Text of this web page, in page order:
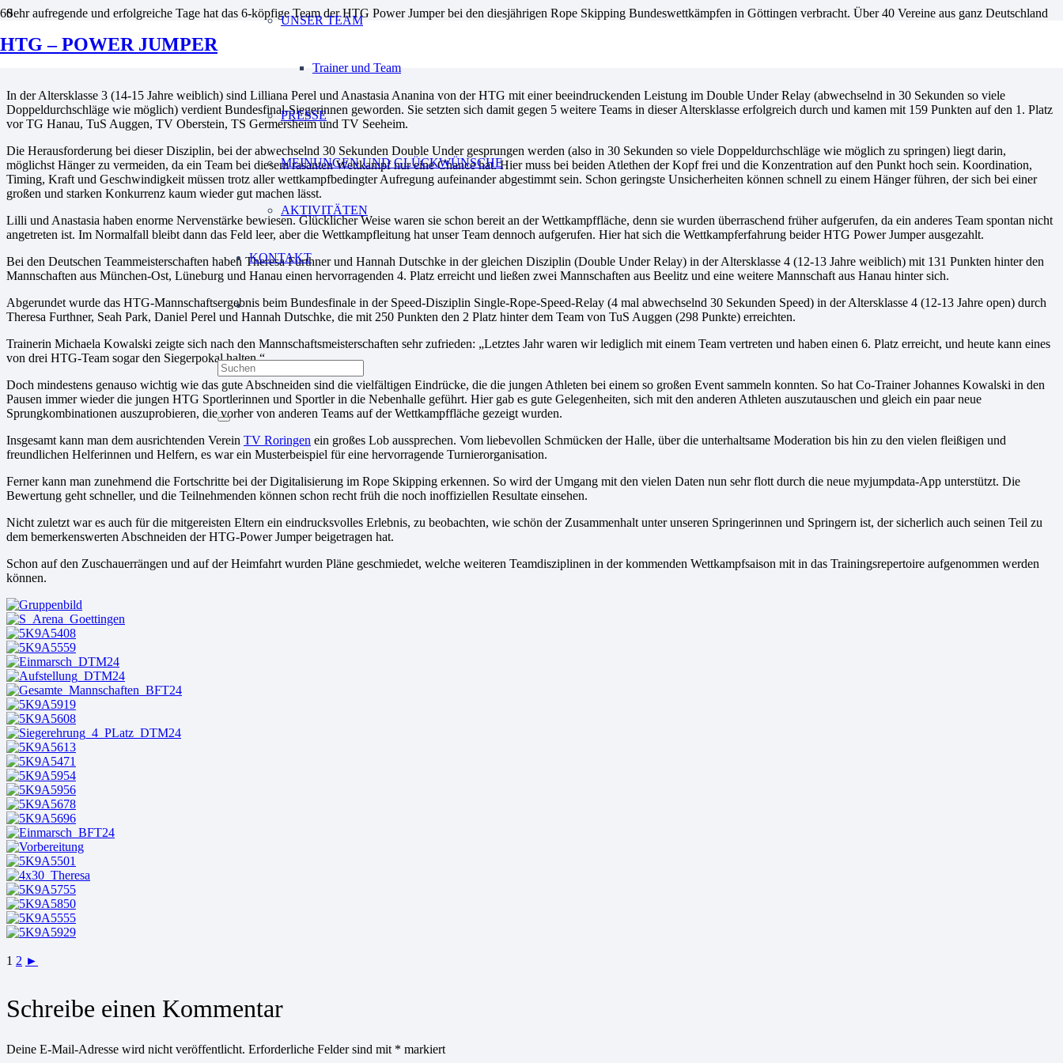
HTG – POWER JUMPER
UNSER TEAM
Trainer und Team
PRESSE
MEINUNGEN UND GLÜCKWÜNSCHE
AKTIVITÄTEN
KONTAKT
Sehr aufregende und erfolgreiche Tage hat das 6-köpfige Team der HTG Power Jumper bei den diesjährigen Rope Skipping Bundeswettkämpfen in Göttingen verbracht. Über 40 Vereine aus ganz Deutschland
kamen mit knapp 400 Springerinnen und Springer in der Sparkassen-Arena zusammen, um sich in den vielen verschiedenen Mannschaftskategorien zu messen, für die im Vorfeld eine Qualifikation auf
Landesebene erforderlich war.
In der Altersklasse 3 (14-15 Jahre weiblich) sind Lilliana Perel und Anastasia Ananina von der HTG mit einer beeindruckenden Leistung im Double Under Relay (abwechselnd in 30 Sekunden so viele
Doppeldurchschläge wie möglich) verdient Bundesfinal-Siegerinnen geworden. Sie setzten sich damit gegen 5 weitere Teams in dieser Altersklasse erfolgreich durch und kamen mit 159 Punkten auf den 1. Platz
vor TG Hanau, TuS Auggen, TV Oberstein, TS Germersheim und TV Seeheim.
Die Herausforderung bei dieser Disziplin, bei der abwechselnd 30 Sekunden Double Under gesprungen werden (also in 30 Sekunden so viele Doppeldurchschläge wie möglich zu springen) liegt darin,
möglichst Hänger zu vermeiden, da ein Team bei diesem rasanten Wettkampf nur eine Chance hat. Hier muss bei beiden Atlethen der Kopf frei und die Konzentration auf den Punkt hoch sein. Koordination,
Timing, Kraft und Geschwindigkeit müssen trotz aller wettkampfbedingter Aufregung aufeinander abgestimmt sein. Schon geringste Unsicherheiten können schnell zu einem Hänger führen, der sich bei einer
großen und starken Konkurrenz kaum wieder gut machen lässt.
Lilli und Anastasia haben enorme Nervenstärke bewiesen. Glücklicher Weise waren sie schon bereit an der Wettkampffläche, denn sie wurden überraschend früher aufgerufen, da ein anderes Team spontan nicht
angetreten ist. Im Normalfall bleibt dann das Feld leer, aber die Wettkampfleitung hat unser Team dennoch aufgerufen. Hier hat sich die Wettkampferfahrung beider HTG Power Jumper ausgezahlt.
Bei den Deutschen Teammeisterschaften haben Theresa Furthner und Hannah Dutschke in der gleichen Disziplin (Double Under Relay) in der Altersklasse 4 (12-13 Jahre weiblich) mit 131 Punkten hinter den
Mannschaften aus München-Ost, Lüneburg und Hanau einen hervorragenden 4. Platz erreicht und ließen zwei Mannschaften aus Beelitz und eine weitere Mannschaft aus Hanau hinter sich.
Abgerundet wurde das HTG-Mannschaftsergebnis beim Bundesfinale in der Speed-Disziplin Single-Rope-Speed-Relay (4 mal abwechselnd 30 Sekunden Speed) in der Altersklasse 4 (12-13 Jahre open) durch
Theresa Furthner, Seah Park, Daniel Perel und Hannah Dutschke, die mit 250 Punkten den 2 Platz hinter dem Team von TuS Auggen (298 Punkte) erreichten.
Trainerin Michaela Kowalski zeigte sich nach den Mannschaftsmeisterschaften sehr zufrieden: „Letztes Jahr waren wir lediglich mit einem Team vertreten und haben einen 6. Platz erreicht, und heute kann eines
von drei HTG-Team sogar den Siegerpokal halten.“
Doch mindestens genauso wichtig wie das gute Abschneiden sind die vielfältigen Eindrücke, die die jungen Athleten bei einem so großen Event sammeln konnten. So hat Co-Trainer Johannes Kowalski in den
Pausen immer wieder die jungen HTG Sportlerinnen und Sportler in die Nebenhalle geführt. Hier gab es gute Gelegenheiten, sich mit den anderen Athleten auszutauschen und gleich ein paar neue
Sprungkombinationen auszuprobieren, die vorher von anderen Teams auf der Wettkampffläche gezeigt wurden.
Insgesamt kann man dem ausrichtenden Verein TV Roringen ein großes Lob aussprechen. Vom liebevollen Schmücken der Halle, über die unterhaltsame Moderation bis hin zu den vielen fleißigen und
freundlichen Helferinnen und Helfern, es war ein Musterbeispiel für eine hervorragende Turnierorganisation.
Ferner kann man zunehmend die Fortschritte bei der Digitalisierung im Rope Skipping erkennen. So wird der Umgang mit den vielen Daten nun sehr flott durch die neue myjumpdata-App unterstützt. Die
Bewertung geht schneller, und die Teilnehmenden können schon recht früh die noch inoffiziellen Resultate einsehen.
Nicht zuletzt war es auch für die mitgereisten Eltern ein eindrucksvolles Erlebnis, zu beobachten, wie schön der Zusammenhalt unter unseren Springerinnen und Springern ist, der sicherlich auch seinen Teil zu
dem bemerkenswerten Abschneiden der HTG-Power Jumper beigetragen hat.
Schon auf den Zuschauerrängen und auf der Heimfahrt wurden Pläne geschmiedet, welche weiteren Teamdisziplinen in der kommenden Wettkampfsaison mit in das Trainingsrepertoire aufgenommen werden
können.
1 2 ►
Schreibe einen Kommentar
Deine E-Mail-Adresse wird nicht veröffentlicht. Erforderliche Felder sind mit * markiert